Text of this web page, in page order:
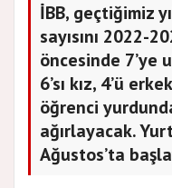
İBB, geçtiğimiz
sayısını 2022-
öncesinde 7’ye
6’sı kız, 4’ü
öğrenci
ağırlayacak.
Ağustos’ta